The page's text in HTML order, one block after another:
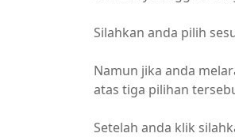
Silahkan anda pilih
Namun jika anda
atas tiga pilihan
Setelah anda klik